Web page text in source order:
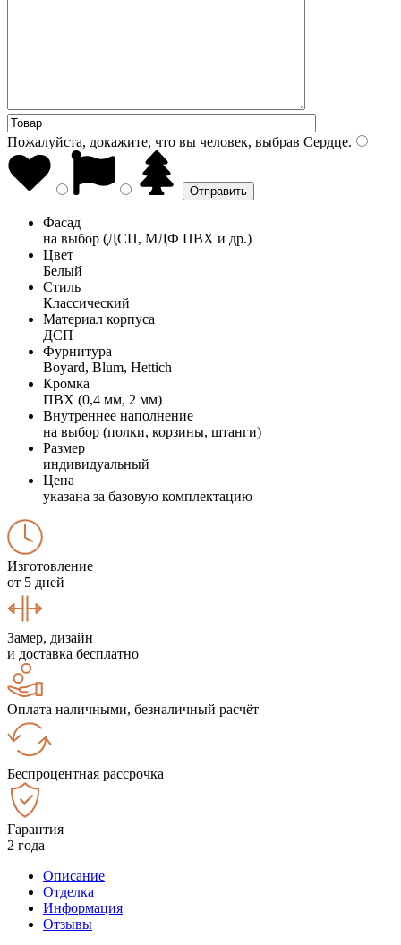
Пожалуйста, докажите, что вы человек, выбрав Сердце.
Фасад
на выбор (ДСП, МДФ ПВХ и др.)
Цвет
Белый
Стиль
Классический
Материал корпуса
ДСП
Фурнитура
Boyard, Blum, Hettich
Кромка
ПВХ (0,4 мм, 2 мм)
Внутреннее наполнение
на выбор (полки, корзины, штанги)
Размер
индивидуальный
Цена
указана за базовую комплектацию
Изготовление
от 5 дней
Замер, дизайн
и доставка бесплатно
Оплата наличными, безналичный расчёт
Беспроцентная рассрочка
Гарантия
2 года
Описание
Отделка
Информация
Отзывы